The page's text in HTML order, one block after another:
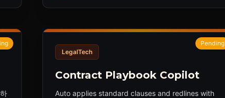
Pending
LegalTech
Contract Playbook Copilot
Auto applies standard clauses and redlines with